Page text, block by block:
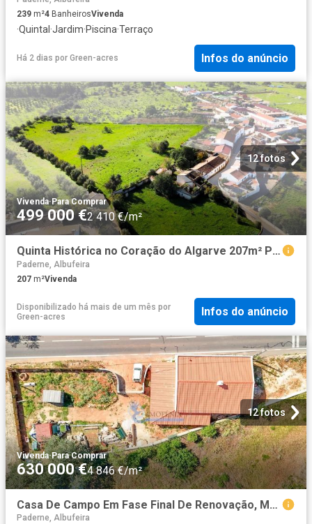
239 m²4 BanheirosVivenda
·Quintal ·Jardim·Piscina·Terraço
Há 2 dias por Green-acres Infos do anúncio
12 fotos
Vivenda· Para Comprar
499 000 €2 410 €/m²
Quinta Histórica no Coração do Algarve 207m² Paderne
Paderne, Albufeira
207 m²Vivenda
Disponibilizado há mais de um mês por
Green-acres
Infos do anúncio
12 fotos
Vivenda·Para Comprar
630 000 €4 846 €/m²
Casa De Campo Em Fase Final De Renovação, Muito Charmosa E A. 130m² Paderne
Paderne, Albufeira